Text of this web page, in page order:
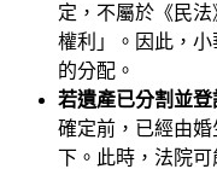
定，不屬於《民
權利」。因此，
的分配。
若遺產已分割並登
確定前，已經由
下。此時，法院